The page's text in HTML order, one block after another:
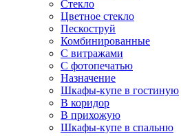
Стекло
Цветное стекло
Пескоструй
Комбинированные
С витражами
С фотопечатью
Назначение
Шкафы-купе в гостиную
В коридор
В прихожую
Шкафы-купе в спальню